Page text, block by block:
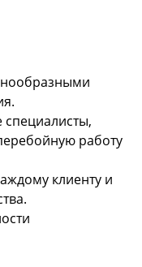
работу
клиенту и